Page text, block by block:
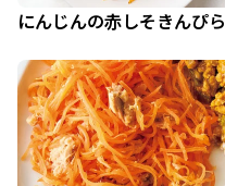
にんじんの赤しそきんぴら